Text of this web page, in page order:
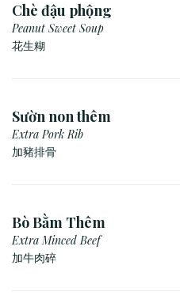
Chè đậu phộng
Peanut Sweet Soup
花生糊
Sườn non thêm
Extra Pork Rib
加豬排骨
Bò Bằm Thêm
Extra Minced Beef
加牛肉碎